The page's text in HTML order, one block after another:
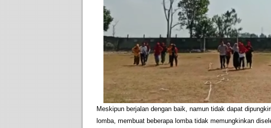
Meskipun berjalan dengan baik, namun tidak dapat
lomba, membuat beberapa lomba tidak memungkinkan